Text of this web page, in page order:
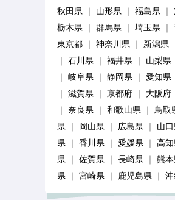
秋田県 ｜ 山形県 ｜ 福島県 ｜
栃木県 ｜ 群馬県 ｜ 埼玉県 ｜
東京都 ｜ 神奈川県 ｜ 新潟県
｜ 石川県 ｜ 福井県 ｜ 山梨県
｜ 岐阜県 ｜ 静岡県 ｜ 愛知県
｜ 滋賀県 ｜ 京都府 ｜ 大阪府
｜ 奈良県 ｜ 和歌山県 ｜ 鳥取
県 ｜ 岡山県 ｜ 広島県 ｜ 山
県 ｜ 香川県 ｜ 愛媛県 ｜ 高知
県 ｜ 佐賀県 ｜ 長崎県 ｜ 熊本
県 ｜ 宮崎県 ｜ 鹿児島県 ｜